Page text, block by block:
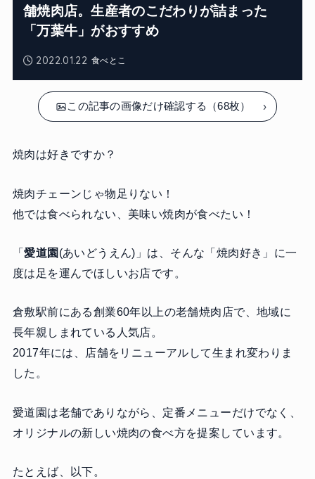
食べとこ
2022.01.22
舗焼肉店。生産者のこだわりが詰まった
「万葉牛」がおすすめ
この記事の画像だけ確認する（68枚）
焼肉は好きですか？
焼肉チェーンじゃ物足りない！
他では食べられない、美味い焼肉が食べたい！
「愛道園 (あいどうえん)」は、そんな「焼肉好き」に一
度は足を運んでほしいお店です。
倉敷駅前にある創業60年以上の老舗焼肉店で、地域に
長年親しまれている人気店。
2017年には、店舗をリニューアルして生まれ変わりま
した。
愛道園は老舗でありながら、定番メニューだけでなく、
オリジナルの新しい焼肉の食べ方を提案しています。
たとえば、以下。